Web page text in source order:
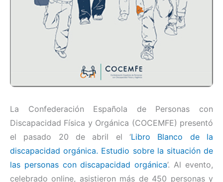
La Confederación Española de Personas con
Discapacidad Física y Orgánica (COCEMFE) presentó
el pasado 20 de abril el ‘Libro Blanco de la
discapacidad orgánica. Estudio sobre la situación de
las personas con discapacidad orgánica’. Al evento,
celebrado online, asistieron más de 450 personas y